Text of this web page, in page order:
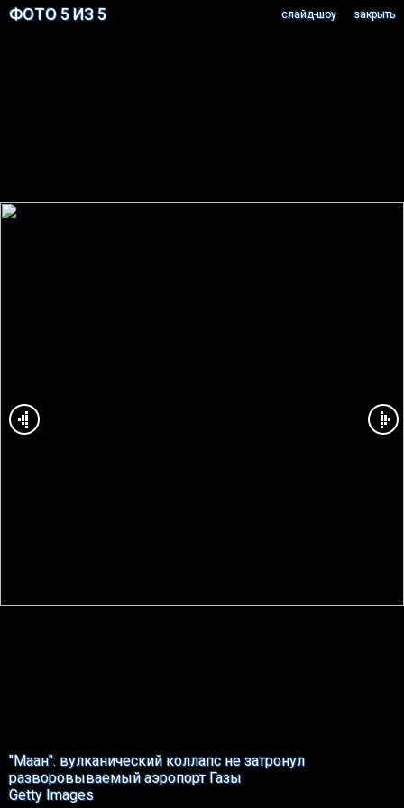
ФОТО 5 ИЗ 5 закрыть
cлайд-шоу
"Маан": вулканический коллапс не затронул
разворовываемый аэропорт Газы
Getty Images